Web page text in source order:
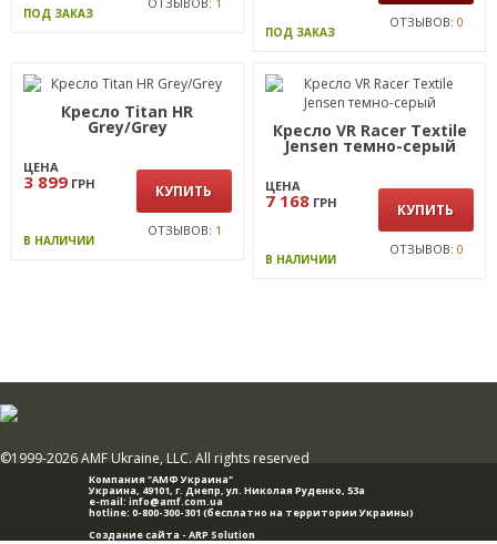
ПОД ЗАКАЗ
ПОД ЗАКАЗ
ОТЗЫВОВ: 0
Кресло Titan HR
Grey/Grey
ЦЕНА
3 899 ГРН КУПИТЬ
В НАЛИЧИИ
ОТЗЫВОВ: 1
Кресло VR Racer Textile
Jensen темно-серый
ЦЕНА
7 168 ГРН КУПИТЬ
В НАЛИЧИИ
ОТЗЫВОВ: 0
Компания "АМФ Украина"
Украина, 49101, г. Днепр,ул. Николая Руденко, 53а
e-mail: info@amf.com.ua
hotline: 0-800-300-301 (бесплатно на территории Украины)
Создание сайта -ARP Solution
©1999-2026 AMF Ukraine, LLC. All rights reserved